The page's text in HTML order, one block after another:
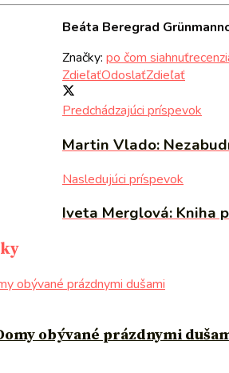
Beáta Beregrad
Značky: po čom siahnuť
ZdieľaťOdoslaťZdieľať
Predchádzajúci príspevok
Martin Vlado:
Nasledujúci príspevok
Iveta Merglová: Kniha
obývané prázdnymi